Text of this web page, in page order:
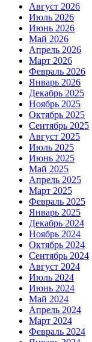
Август 2026
Июль 2026
Июнь 2026
Май 2026
Апрель 2026
Март 2026
Февраль 2026
Январь 2026
Декабрь 2025
Ноябрь 2025
Октябрь 2025
Сентябрь 2025
Август 2025
Июль 2025
Июнь 2025
Май 2025
Апрель 2025
Март 2025
Февраль 2025
Январь 2025
Декабрь 2024
Ноябрь 2024
Октябрь 2024
Сентябрь 2024
Август 2024
Июль 2024
Июнь 2024
Май 2024
Апрель 2024
Март 2024
Февраль 2024